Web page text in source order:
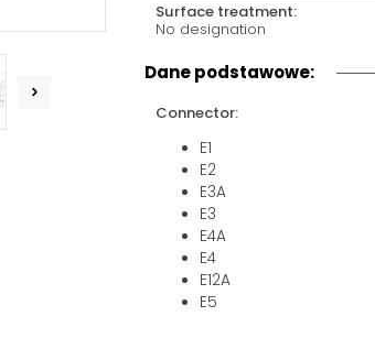
Surface treatment:
No designation
Valve size:
04
Dane podstawowe:
Connector:
E1
E2
E3A
E3
E4A
E4
E12A
E5